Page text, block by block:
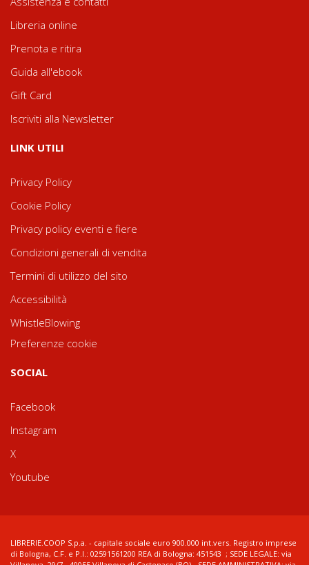
Libreria online
Prenota e ritira
Guida all'ebook
Gift Card
Iscriviti alla Newsletter
LINK UTILI
Privacy Policy
Cookie Policy
Privacy policy eventi e fiere
Condizioni generali di vendita
Termini di utilizzo del sito
Accessibilità
WhistleBlowing
Preferenze cookie
SOCIAL
Facebook
Instagram
X
Youtube
LIBRERIE.COOP S.p.a. - capitale sociale euro 900.000 int.vers. Registro imprese
di Bologna, C.F. e P.I.: 02591561200 REA di Bologna: 451543 ; SEDE LEGALE: via